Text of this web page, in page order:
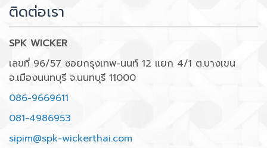
ติดต่อเรา
SPK WICKER
เลขที่ 96/57 ซอยกรุงเทพ-นนท์ 12 แยก 4/1 ต.บางเขน
อ.เมืองนนทบุรี จ.นนทบุรี 11000
086-9669611
081-4986953
sipim@spk-wickerthai.com